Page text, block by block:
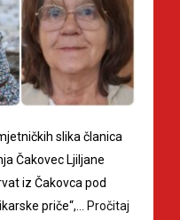
slika članica
Čakovec Ljiljane
iz Čakovca pod
priče“,… Pročitaj